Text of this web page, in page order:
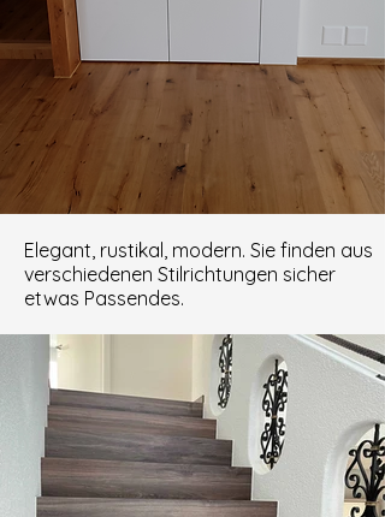
Elegant, rustikal, modern. Sie finden aus
verschiedenen Stilrichtungen sicher
etwas Passendes.